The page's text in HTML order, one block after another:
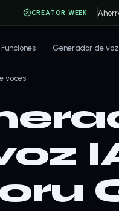
CREATOR WEEK
Funciones Generador de
voces